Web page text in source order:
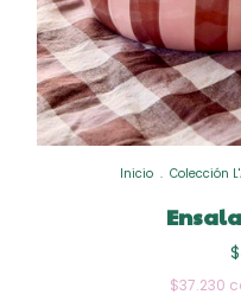
Inicio . Colección
$37.230